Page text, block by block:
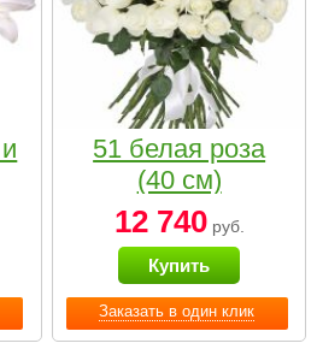
Заказать в один клик
51 белая роза
(40 см)
12 740руб.
Купить